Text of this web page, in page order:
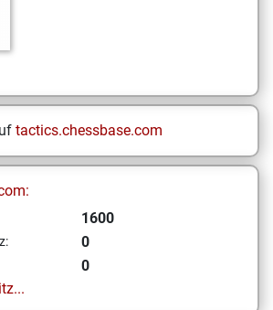
tactics.chessbase.com
1600
0
0